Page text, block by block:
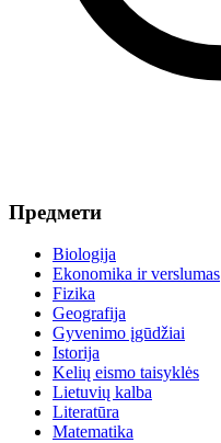
Предмети
Biologija
Ekonomika ir verslumas
Fizika
Geografija
Gyvenimo įgūdžiai
Istorija
Kelių eismo taisyklės
Lietuvių kalba
Literatūra
Matematika